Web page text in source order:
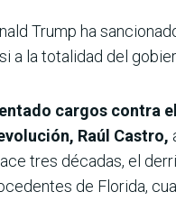
Trump ha
a la totalidad del
cargos contra
Raúl Castro,
tres décadas, el
de Florida,